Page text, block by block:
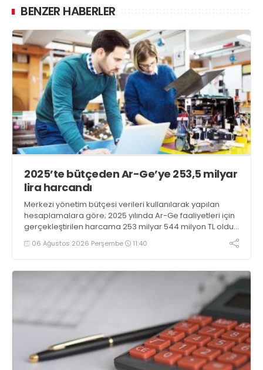
BENZER HABERLER
2025’te bütçeden Ar-Ge’ye 253,5 milyar
lira harcandı
Merkezi yönetim bütçesi verileri kullanılarak yapılan
hesaplamalara göre; 2025 yılında Ar-Ge faaliyetleri için
gerçekleştirilen harcama 253 milyar 544 milyon TL oldu.
Ar-Ge harcamalarının merkezi yönetim bütçesi
içerisindeki oranı yüzde 1,58 oldu
06 Ağustos 2026 Perşembe 11:40